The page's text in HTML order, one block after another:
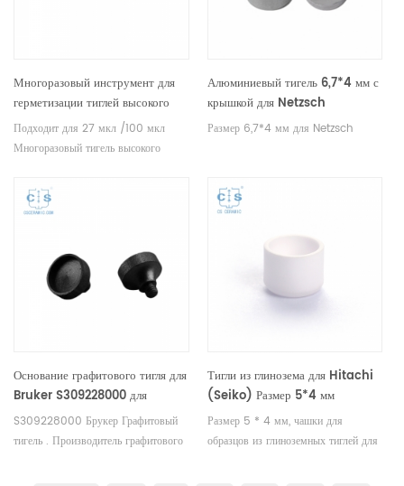
Многоразовый инструмент для
герметизации тиглей высокого
давления для NETZSCH
Подходит для 27 мкл /100 мкл
Многоразовый тигель высокого
Алюминиевый тигель 6,7*4 мм с
крышкой для Netzsch
Размер 6,7*4 мм для Netzsch
Основание графитового тигля для
Bruker S309228000 для
анализатора кислорода/
водорода/азота Bruker G8
S309228000 Брукер Графитовый
тигель . Производитель графитового
Тигли из глинозема для Hitachi
(Seiko) Размер 5*4 мм
Размер 5 * 4 мм, чашки для
образцов из глиноземных тиглей для